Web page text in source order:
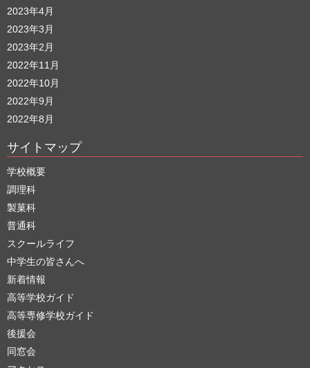
2023年4月
2023年3月
2023年2月
2022年11月
2022年10月
2022年9月
2022年8月
サイトマップ
学校概要
調理科
製菓科
普通科
スクールライフ
中学生の皆さんへ
新着情報
高等学校ガイド
高等専修学校ガイド
後援会
同窓会